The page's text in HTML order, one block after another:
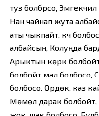
туз болбрсо,
Нан чайнап жута
аты чыкпайт, күч
албайсың, Колуңда
Арыктын көркү
болбойт мал болбосо,
болбосо. Өрдөк, каз
Мөмөлүү дарак